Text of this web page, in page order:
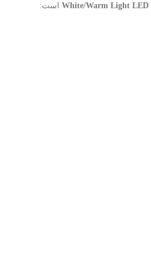
White/Warm Light LED است: